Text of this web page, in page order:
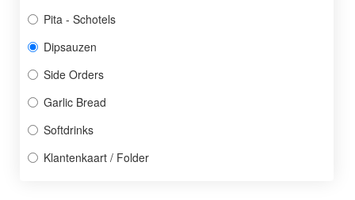
Pita - Schotels
Dipsauzen
Side Orders
Garlic Bread
Softdrinks
Klantenkaart / Folder